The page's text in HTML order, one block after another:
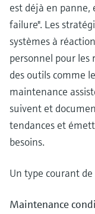
est déjà en
failure". Les
systèmes à
personnel pour les
des outils comme
maintenance
suivent et
tendances et
besoins.
Un type courant
Maintenance